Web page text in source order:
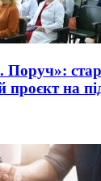
проєкт на